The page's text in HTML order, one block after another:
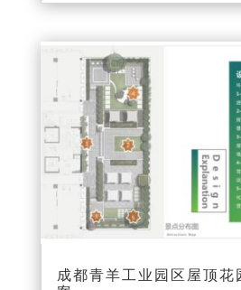
成都青羊工业园区屋顶花